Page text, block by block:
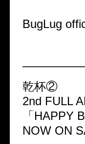
BugLug
乾杯②
2nd FULL
「HAPPY
NOW ON